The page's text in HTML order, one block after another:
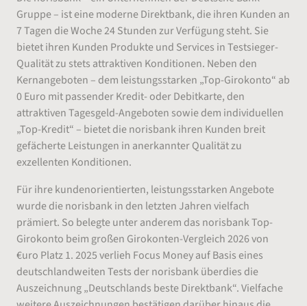
Gruppe – ist eine moderne Direktbank, die ihren Kunden an
7 Tagen die Woche 24 Stunden zur Verfügung steht. Sie
bietet ihren Kunden Produkte und Services in Testsieger-
Qualität zu stets attraktiven Konditionen. Neben den
Kernangeboten – dem leistungsstarken „Top-Girokonto“ ab
0 Euro mit passender Kredit- oder Debitkarte, den
attraktiven Tagesgeld-Angeboten sowie dem individuellen
„Top-Kredit“ – bietet die norisbank ihren Kunden breit
gefächerte Leistungen in anerkannter Qualität zu
exzellenten Konditionen.
Für ihre kundenorientierten, leistungsstarken Angebote
wurde die norisbank in den letzten Jahren vielfach
prämiert. So belegte unter anderem das norisbank Top-
Girokonto beim großen Girokonten-Vergleich 2026 von
€uro Platz 1. 2025 verlieh Focus Money auf Basis eines
deutschlandweiten Tests der norisbank überdies die
Auszeichnung „Deutschlands beste Direktbank“. Vielfache